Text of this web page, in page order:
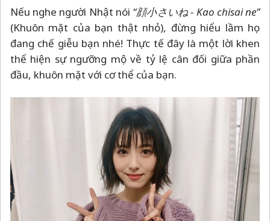
Nếu nghe người Nhật nói “顔小さいね - Kao chisai ne”
(Khuôn mặt của bạn thật nhỏ), đừng hiểu lầm họ
đang chế giễu bạn nhé! Thực tế đây là một lời khen
thể hiện sự ngưỡng mộ về tỷ lệ cân đối giữa phần
đầu, khuôn mặt với cơ thể của bạn.